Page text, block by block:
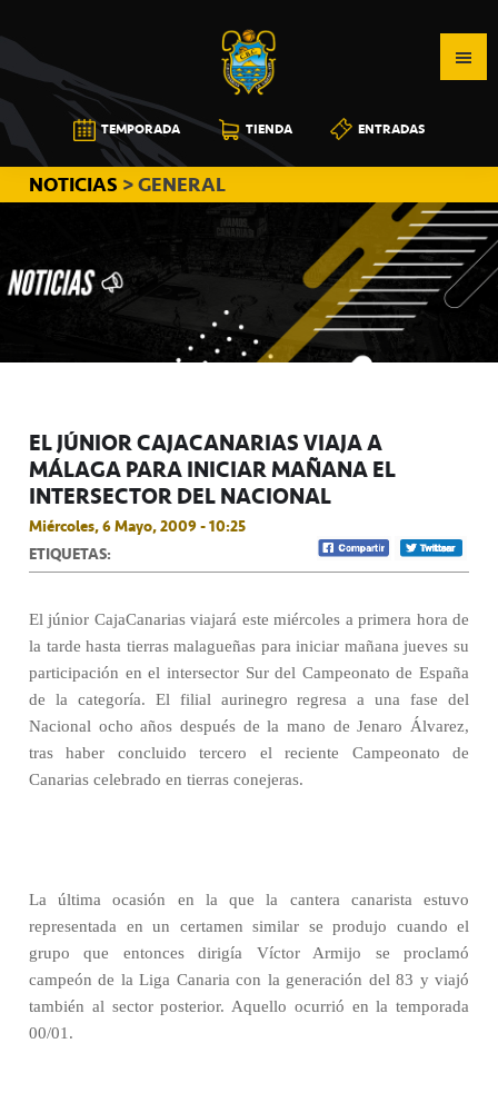
a
la
navegación
principal
al
contenido
principal
a
la
barra
lateral
principal
CB
CANARIAS
TEMPORADA TIENDA ENTRADAS
NOTICIAS > GENERAL
EL JÚNIOR CAJACANARIAS VIAJA A
MÁLAGA PARA INICIAR MAÑANA EL
INTERSECTOR DEL NACIONAL
Miércoles, 6 Mayo, 2009 - 10:25
ETIQUETAS:
El júnior CajaCanarias viajará este miércoles a primera hora de
la tarde hasta tierras malagueñas para iniciar mañana jueves su
participación en el intersector Sur del Campeonato de España
de la categoría. El filial aurinegro regresa a una fase del
Nacional ocho años después de la mano de Jenaro Álvarez,
tras haber concluido tercero el reciente Campeonato de
Canarias celebrado en tierras conejeras.
La última ocasión en la que la cantera canarista estuvo
representada en un certamen similar se produjo cuando el
grupo que entonces dirigía Víctor Armijo se proclamó
campeón de la Liga Canaria con la generación del 83 y viajó
también al sector posterior. Aquello ocurrió en la temporada
00/01.